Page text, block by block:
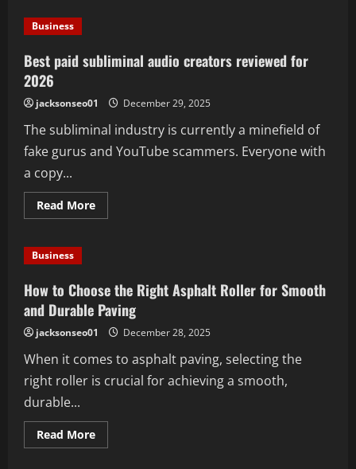
A
Powerful
for
Modern
Business
Best paid subliminal audio creators reviewed for
2026
jacksonseo01 December 29, 2025
The subliminal industry is currently a minefield of
fake gurus and YouTube scammers. Everyone with
a copy...
Read MoreRead
more
creators
reviewed
for
2026
Business
How to Choose the Right Asphalt Roller for Smooth
and Durable Paving
jacksonseo01 December 28, 2025
When it comes to asphalt paving, selecting the
right roller is crucial for achieving a smooth,
durable...
Read MoreRead
more